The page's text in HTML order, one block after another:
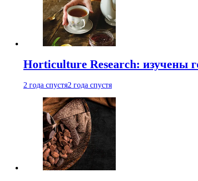
Horticulture Research: изучены
2 года спустя2 года спустя